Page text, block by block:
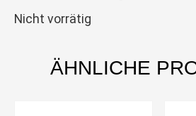
Nicht vorrätig
ÄHNLICHE